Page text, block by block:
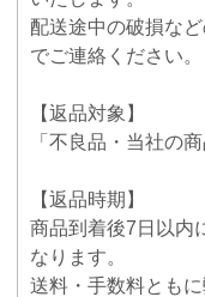
配送途中の破損な
でご連絡ください。
【返品対象】
「不良品・当社の
【返品時期】
商品到着後7日以内
なります。
送料・手数料とも